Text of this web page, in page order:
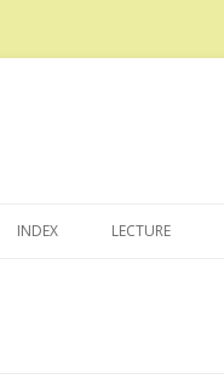
au
INDEX LECTURE